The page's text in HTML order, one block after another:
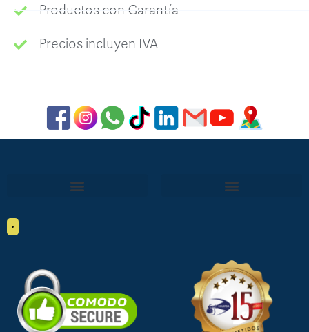
Productos con Garantía
Precios incluyen IVA
•